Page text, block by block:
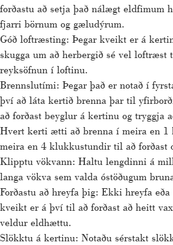
forðastu að setja það nálægt eldfimum
fjarri börnum og gæludýrum.
Góð loftræsting: Þegar kveikt er á
skugga um að herbergið sé vel loftræst
reyksöfnun í loftinu.
Brennslutími: Þegar það er notað í
því að láta kertið brenna þar til
að forðast beyglur á kertinu og tryggja
Hvert kerti ætti að brenna í meira en
meira en 4 klukkustundir til að forðast
Klipptu vökvann: Haltu lengdinni á
langa vökva sem valda óstöðugum
Forðastu að hreyfa þig: Ekki hreyfa
kveikt er á því til að forðast að heitt
veldur eldhættu.
Slökktu á kertinu: Notaðu sérstakt